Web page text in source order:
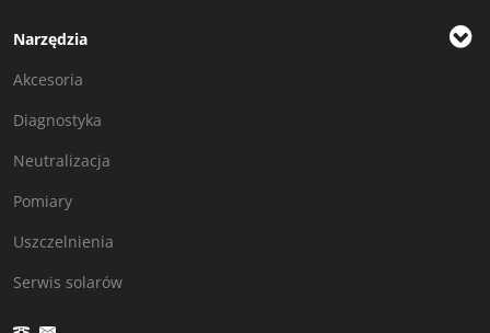
Narzędzia
Akcesoria
Diagnostyka
Neutralizacja
Pomiary
Uszczelnienia
Serwis solarów